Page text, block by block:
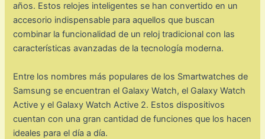
años. Estos relojes inteligentes se han convertido en un
accesorio indispensable para aquellos que buscan
combinar la funcionalidad de un reloj tradicional con las
características avanzadas de la tecnología moderna.
Entre los nombres más populares de los Smartwatches de
Samsung se encuentran el Galaxy Watch, el Galaxy Watch
Active y el Galaxy Watch Active 2. Estos dispositivos
cuentan con una gran cantidad de funciones que los hacen
ideales para el día a día.